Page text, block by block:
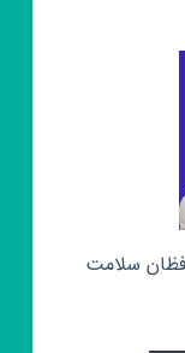
سلامت